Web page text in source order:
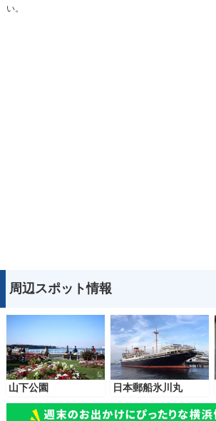
い。
周辺スポット情報
山下公園 日本郵船氷川丸